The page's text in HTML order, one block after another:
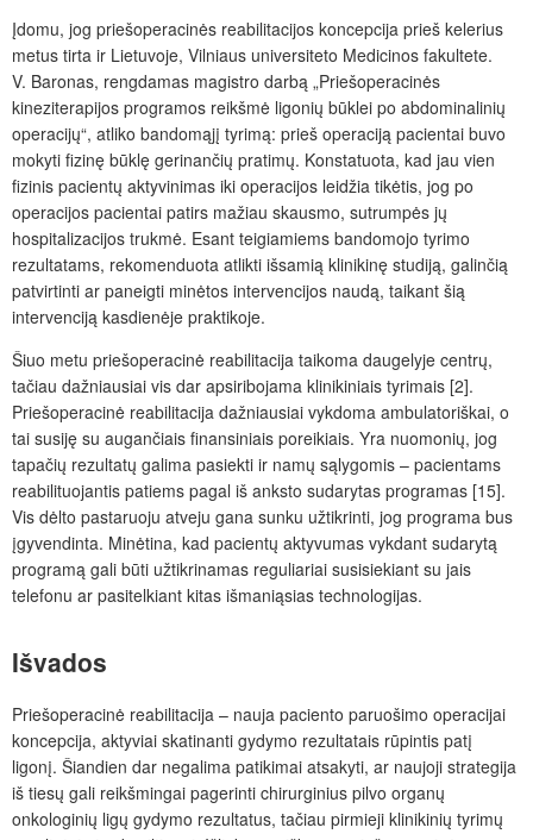
Įdomu, jog priešoperacinės reabilitacijos koncepcija prieš kelerius
metus tirta ir Lietuvoje, Vilniaus universiteto Medicinos fakultete.
V. Baronas, rengdamas magistro darbą „Priešoperacinės
kineziterapijos programos reikšmė ligonių būklei po abdominalinių
operacijų“, atliko bandomąjį tyrimą: prieš operaciją pacientai buvo
mokyti fizinę būklę gerinančių pratimų. Konstatuota, kad jau vien
fizinis pacientų aktyvinimas iki operacijos leidžia tikėtis, jog po
operacijos pacientai patirs mažiau skausmo, sutrumpės jų
hospitalizacijos trukmė. Esant teigiamiems bandomojo tyrimo
rezultatams, rekomenduota atlikti išsamią klinikinę studiją, galinčią
patvirtinti ar paneigti minėtos intervencijos naudą, taikant šią
intervenciją kasdienėje praktikoje.
Šiuo metu priešoperacinė reabilitacija taikoma daugelyje centrų,
tačiau dažniausiai vis dar apsiribojama klinikiniais tyrimais [2].
Priešoperacinė reabilitacija dažniausiai vykdoma ambulatoriškai, o
tai susiję su augančiais finansiniais poreikiais. Yra nuomonių, jog
tapačių rezultatų galima pasiekti ir namų sąlygomis – pacientams
reabilituojantis patiems pagal iš anksto sudarytas programas [15].
Vis dėlto pastaruoju atveju gana sunku užtikrinti, jog programa bus
įgyvendinta. Minėtina, kad pacientų aktyvumas vykdant sudarytą
programą gali būti užtikrinamas reguliariai susisiekiant su jais
telefonu ar pasitelkiant kitas išmaniąsias technologijas.
Išvados
Priešoperacinė reabilitacija – nauja paciento paruošimo operacijai
koncepcija, aktyviai skatinanti gydymo rezultatais rūpintis patį
ligonį. Šiandien dar negalima patikimai atsakyti, ar naujoji strategija
iš tiesų gali reikšmingai pagerinti chirurginius pilvo organų
onkologinių ligų gydymo rezultatus, tačiau pirmieji klinikinių tyrimų